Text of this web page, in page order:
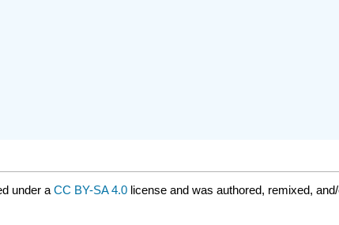
under a CC BY-SA 4.0 license and was authored, remixed,